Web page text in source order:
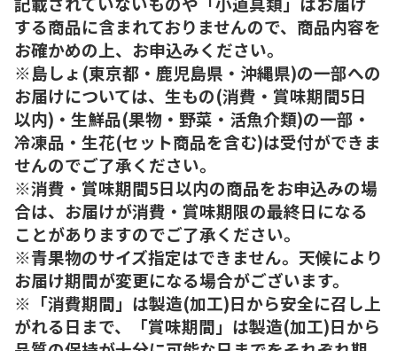
する商品に含まれておりませんので、商品内容を
お確かめの上、お申込みください。
※島しょ(東京都・鹿児島県・沖縄県)の一部への
お届けについては、生もの(消費・賞味期間5日
以内)・生鮮品(果物・野菜・活魚介類)の一部・
冷凍品・生花(セット商品を含む)は受付ができま
せんのでご了承ください。
※消費・賞味期間5日以内の商品をお申込みの場
合は、お届けが消費・賞味期限の最終日になる
ことがありますのでご了承ください。
※青果物のサイズ指定はできません。天候により
お届け期間が変更になる場合がございます。
※「消費期間」は製造(加工)日から安全に召し上
がれる日まで、「賞味期間」は製造(加工)日から